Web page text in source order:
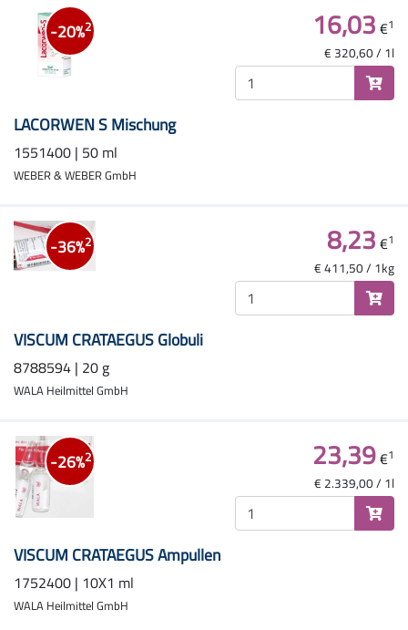
-20%2
LACORWEN S Mischung
1551400 | 50 ml
WEBER & WEBER GmbH
16,03€1
€ 320,60 / 1l
-36%2
VISCUM CRATAEGUS Globuli
8788594 | 20 g
WALA Heilmittel GmbH
8,23€1
€ 411,50 / 1kg
-26%2
VISCUM CRATAEGUS Ampullen
1752400 | 10X1 ml
WALA Heilmittel GmbH
23,39€1
€ 2.339,00 / 1l